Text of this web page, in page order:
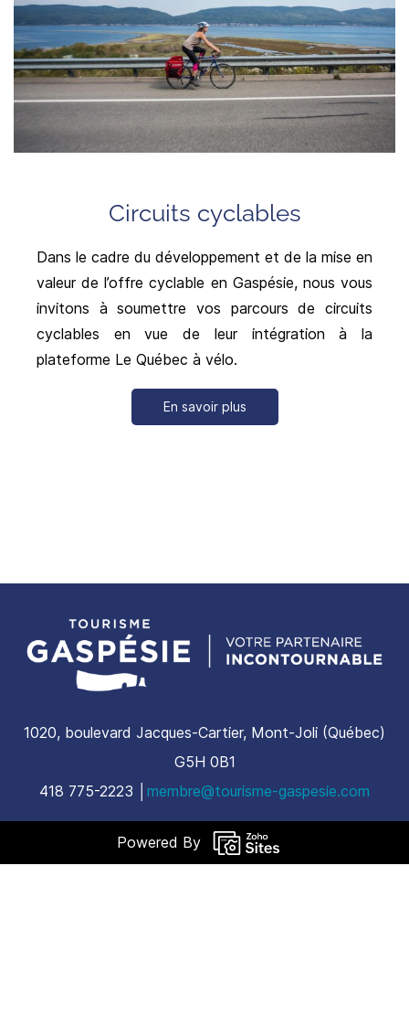
Circuits cyclables
Dans le cadre du développement et de la mise en
valeur de l’offre cyclable en Gaspésie, nous vous
invitons à soumettre vos parcours de circuits
cyclables en vue de leur intégration à la
plateforme Le Québec à vélo.
En savoir plus
1020, boulevard Jacques-Cartier, Mont-Joli (Québec)
G5H 0B1
​418 775-2223 │ membre@tourisme-gaspesie.com
Powered By